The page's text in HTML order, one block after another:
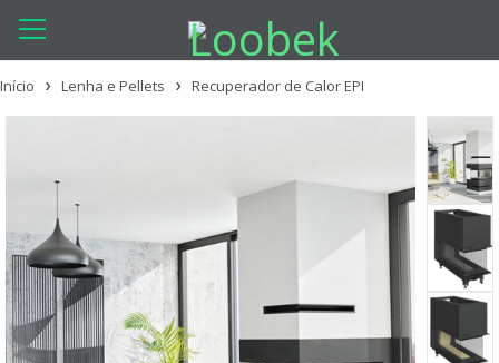
Início Lenha e Pellets Recuperador de Calor EPI